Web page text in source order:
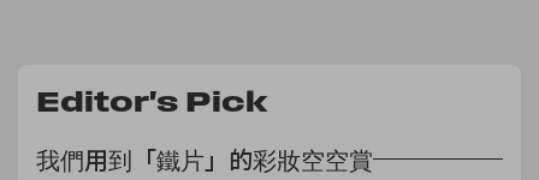
Editor's Pick
我們用到「鐵片」的彩妝空空賞